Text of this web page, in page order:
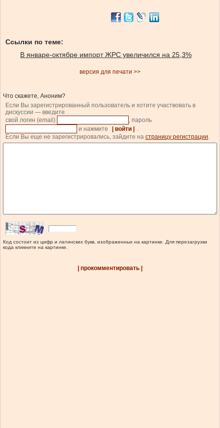
Ссылки по теме:
В январе-октябре импорт ЖРС увеличился на 25,3%
версия для печати >>
Что скажете, Аноним?
Если Вы зарегистрированный пользователь и хотите участвовать в
дискуссии — введите
свой логин (email)
, пароль
и нажмите
| войти |
.
Если Вы еще не зарегистрировались, зайдите на страницу регистрации.
Код состоит из цифр и латинских букв, изображенных на картинке. Для перезагрузки
кода кликните на картинке.
| прокомментировать |